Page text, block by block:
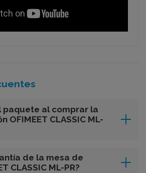
paquete al comprar la
OFIMEET CLASSIC ML-
de la mesa de
CLASSIC ML-PR?